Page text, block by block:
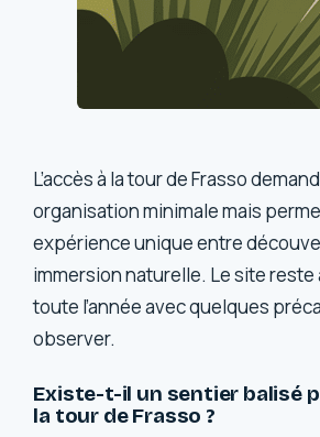
L’accès à la tour de Frasso
organisation minimale mais
expérience unique entre
immersion naturelle. Le site
toute l’année avec quelques
observer.
Existe-t-il un sentier balisé
la tour de Frasso ?